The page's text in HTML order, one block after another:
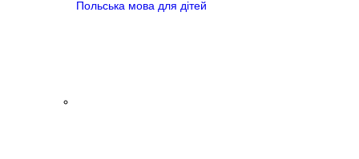
Польська мова для дітей